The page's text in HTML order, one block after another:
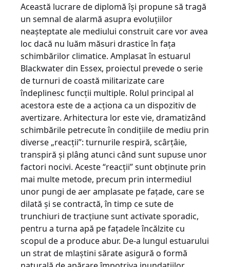
Această lucrare de diplomă îşi propune să tragă
un semnal de alarmă asupra evoluţiilor
neaşteptate ale mediului construit care vor avea
loc dacă nu luăm măsuri drastice în faţa
schimbărilor climatice. Amplasat în estuarul
Blackwater din Essex, proiectul prevede o serie
de turnuri de coastă militarizate care
îndeplinesc funcţii multiple. Rolul principal al
acestora este de a acţiona ca un dispozitiv de
avertizare. Arhitectura lor este vie, dramatizând
schimbările petrecute în condiţiile de mediu prin
diverse „reacţii”: turnurile respiră, scârţâie,
transpiră şi plâng atunci când sunt supuse unor
factori nocivi. Aceste “reacţii” sunt obţinute prin
mai multe metode, precum prin intermediul
unor pungi de aer amplasate pe faţade, care se
dilată şi se contractă, în timp ce sute de
trunchiuri de tracţiune sunt activate sporadic,
pentru a turna apă pe faţadele încălzite cu
scopul de a produce abur. De-a lungul estuarului
un strat de mlaştini sărate asigură o formă